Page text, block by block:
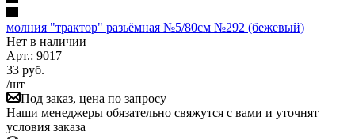
молния "трактор" разьёмная №5/80см №292 (бежевый)
Нет в наличии
Арт.: 9017
33 руб.
/шт
Под заказ, цена по запросу
Наши менеджеры обязательно свяжутся с вами и уточнят
условия заказа